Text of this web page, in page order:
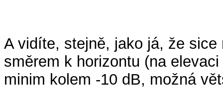
A vidíte, stejně, jako já, že
směrem k horizontu (na
minim kolem -10 dB, možná